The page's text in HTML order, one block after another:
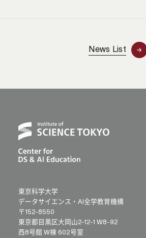
News List
東京科学大学
データサイエンス・AI全学教育機構
〒152-8550
東京都目黒区大岡山2-12-1 W8-92
西8号館 W棟 602号室